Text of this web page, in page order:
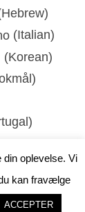
din oplevelse. Vi
kan fravælge
ACCEPTER
Hebrew)
(Italian)
(Korean)
)
)
)
( Swedish)